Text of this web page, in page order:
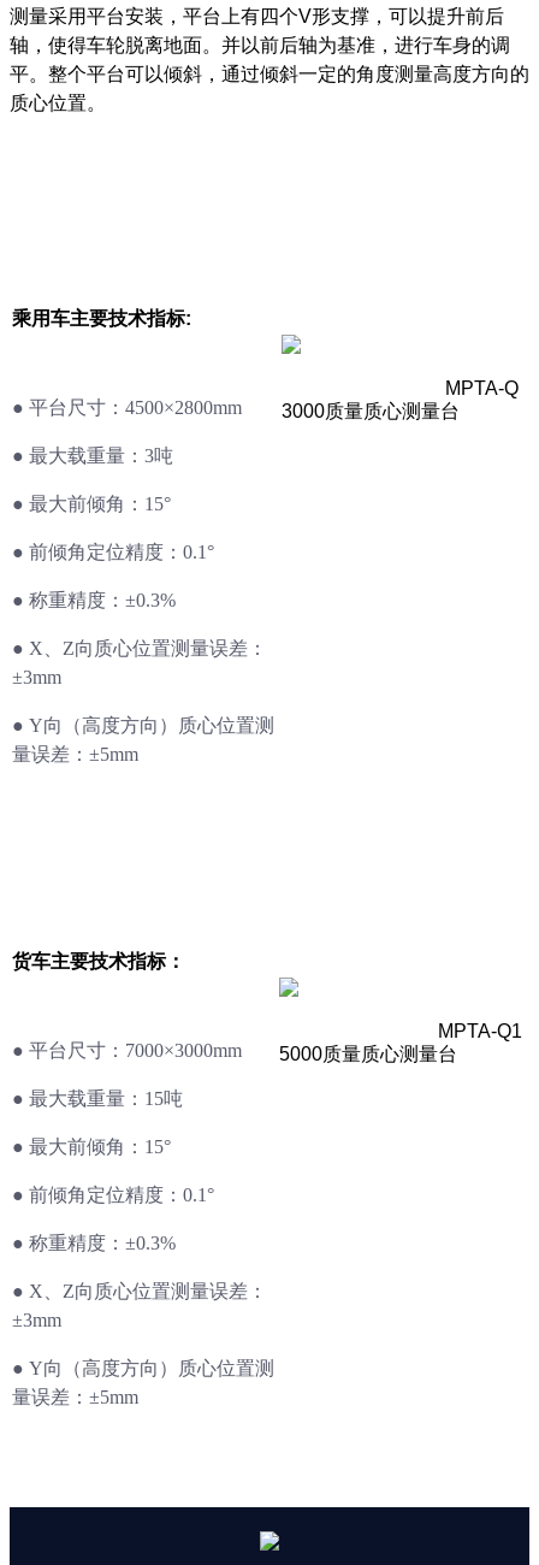
测量采用平台安装，平台上有四个V形支撑，可以提升前后
轴，使得车轮脱离地面。并以前后轴为基准，进行车身的调
平。整个平台可以倾斜，通过倾斜一定的角度测量高度方向的
质心位置。
乘用车主要技术指标:
● 平台尺寸：4500×2800mm
● 最大载重量：3吨
● 最大前倾角：15°
● 前倾角定位精度：0.1°
● 称重精度：±0.3%
● X、Z向质心位置测量误差：
±3mm
● Y向（高度方向）质心位置测
量误差：±5mm
MPTA-Q
3000质量质心测量台
货车主要技术指标：
● 平台尺寸：7000×3000mm
● 最大载重量：15吨
● 最大前倾角：15°
● 前倾角定位精度：0.1°
● 称重精度：±0.3%
● X、Z向质心位置测量误差：
±3mm
● Y向（高度方向）质心位置测
量误差：±5mm
MPTA-Q1
5000质量质心测量台